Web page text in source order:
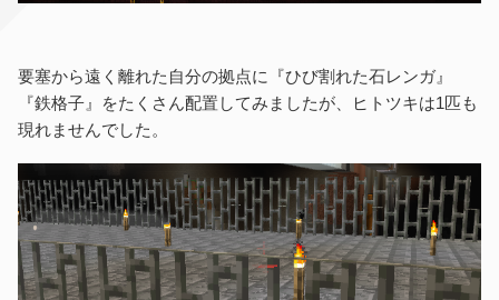
要塞から遠く離れた自分の拠点に『ひび割れた石レンガ』
『鉄格子』をたくさん配置してみましたが、ヒトツキは1匹も
現れませんでした。